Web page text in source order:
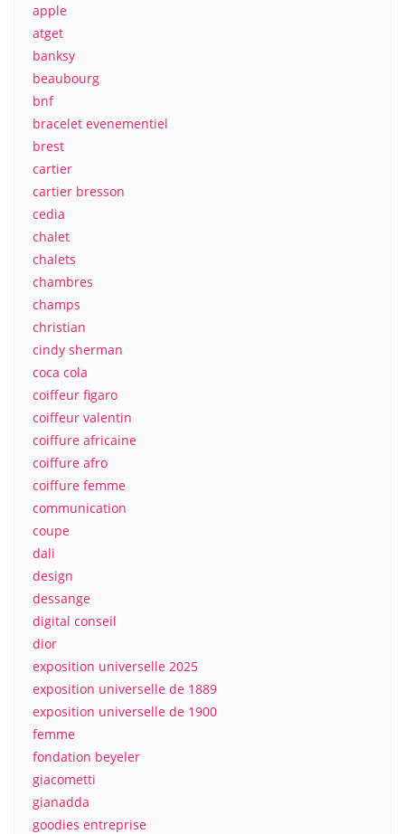
apple
atget
banksy
beaubourg
bnf
bracelet evenementiel
brest
cartier
cartier bresson
cedia
chalet
chalets
chambres
champs
christian
cindy sherman
coca cola
coiffeur figaro
coiffeur valentin
coiffure africaine
coiffure afro
coiffure femme
communication
coupe
dali
design
dessange
digital conseil
dior
exposition universelle 2025
exposition universelle de 1889
exposition universelle de 1900
femme
fondation beyeler
giacometti
gianadda
goodies entreprise